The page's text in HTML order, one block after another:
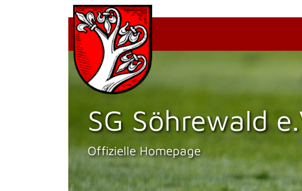
SG Söhrewald
Offizielle Homepage